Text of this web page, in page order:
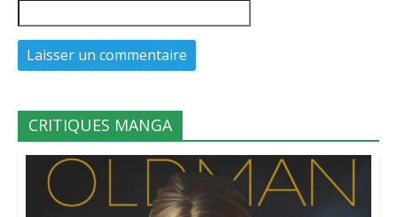
CRITIQUES MANGA